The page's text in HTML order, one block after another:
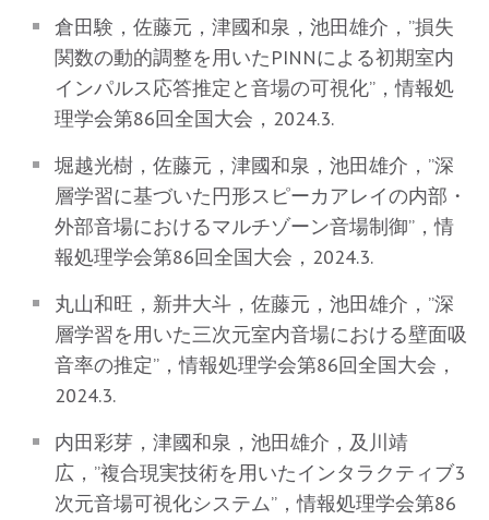
倉田験，佐藤元，津國和泉，池田雄介，”損失
関数の動的調整を用いたPINNによる初期室内
インパルス応答推定と音場の可視化”，情報処
理学会第86回全国大会，2024.3.
堀越光樹，佐藤元，津國和泉，池田雄介，”深
層学習に基づいた円形スピーカアレイの内部・
外部音場におけるマルチゾーン音場制御”，情
報処理学会第86回全国大会，2024.3.
丸山和旺，新井大斗，佐藤元，池田雄介，”深
層学習を用いた三次元室内音場における壁面吸
音率の推定”，情報処理学会第86回全国大会，
2024.3.
内田彩芽，津國和泉，池田雄介，及川靖
広，”複合現実技術を用いたインタラクティブ3
次元音場可視化システム”，情報処理学会第86